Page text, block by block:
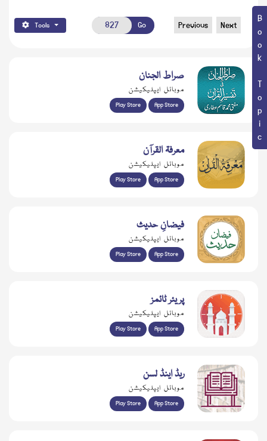
Book Topic
Tools Go Previous Next
صراط الجنان
موبائل ایپلیکیشن
Play Store App Store
معرفۃ القرآن
موبائل ایپلیکیشن
Play Store App Store
فیضانِ حدیث
موبائل ایپلیکیشن
Play Store App Store
پریئر ٹائمز
موبائل ایپلیکیشن
Play Store App Store
ریڈ اینڈ لسن
موبائل ایپلیکیشن
Play Store App Store